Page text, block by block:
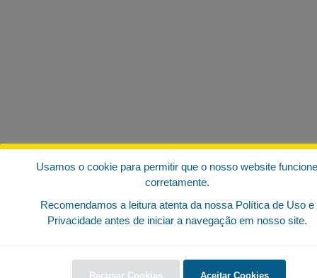
Usamos o cookie para permitir que o nosso website funcione
corretamente.
Recomendamos a leitura atenta da nossa Política de Uso e
Privacidade antes de iniciar a navegação em nosso site.
Recusar Cookies Aceitar Cookies